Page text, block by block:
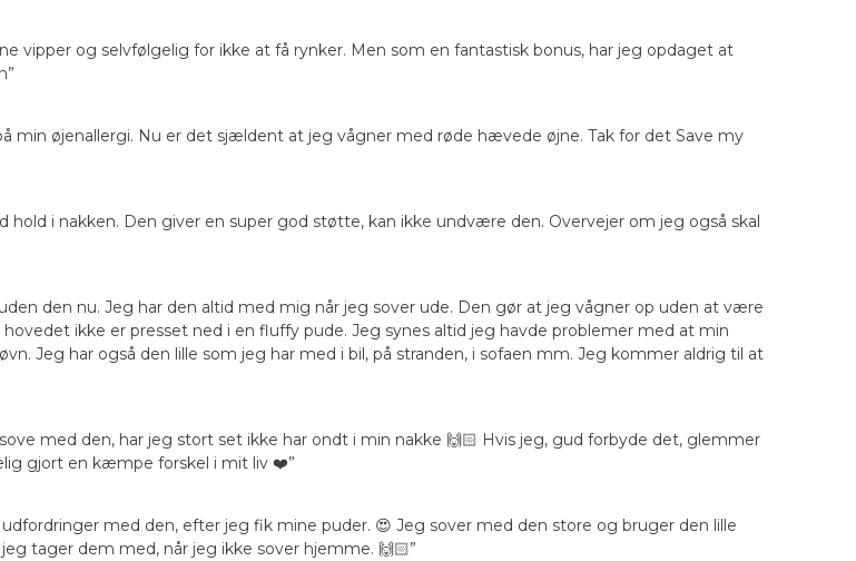
vipper og selvfølgelig for ikke at få rynker. Men som en fantastisk bonus, har jeg opdaget at
min øjenallergi. Nu er det sjældent at jeg vågner med røde hævede øjne. Tak for det Save my
i nakken. Den giver en super god støtte, kan ikke undvære den. Overvejer om jeg også skal
den nu. Jeg har den altid med mig når jeg sover ude. Den gør at jeg vågner op uden at være
ikke er presset ned i en fluffy pude. Jeg synes altid jeg havde problemer med at min
Jeg har også den lille som jeg har med i bil, på stranden, i sofaen mm. Jeg kommer aldrig til at
med den, har jeg stort set ikke har ondt i min nakke 🙌🏻 Hvis jeg, gud forbyde det, glemmer
gjort en kæmpe forskel i mit liv ❤️”
med den, efter jeg fik mine puder. 😍 Jeg sover med den store og bruger den lille
tager dem med, når jeg ikke sover hjemme. 🙌🏻”